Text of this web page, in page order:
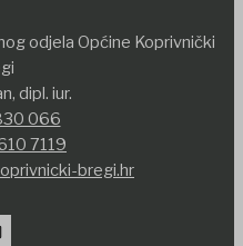
odjela Općine Koprivnički
dipl. iur.
066
7119
bregi.hr